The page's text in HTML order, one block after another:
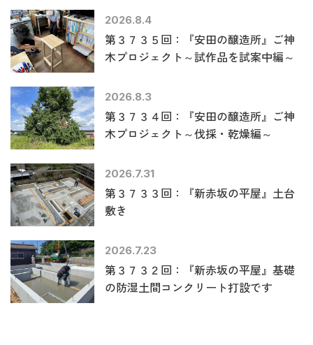
2026.8.4
第３７３５回：『安田の醸造所』ご神
木プロジェクト～試作品を試案中編～
2026.8.3
第３７３４回：『安田の醸造所』ご神
木プロジェクト～伐採・乾燥編～
2026.7.31
第３７３３回：『新赤坂の平屋』土台
敷き
2026.7.23
第３７３２回：『新赤坂の平屋』基礎
の防湿土間コンクリート打設です